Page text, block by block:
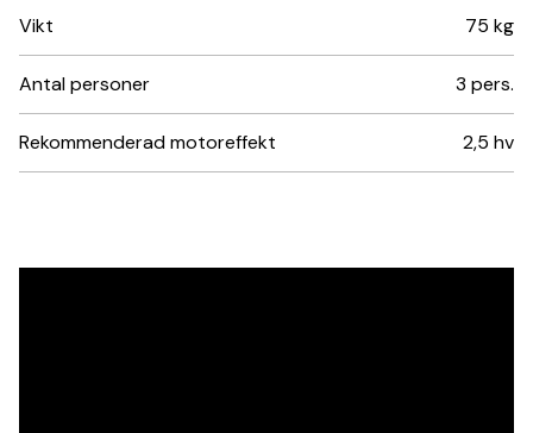
Vikt 75 kg
Antal personer 3 pers.
Rekommenderad motoreffekt 2,5 hv